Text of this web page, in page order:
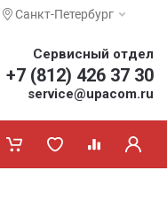
Санкт-Петербург
Сервисный отдел
+7 (812) 426 37 30
service@upacom.ru